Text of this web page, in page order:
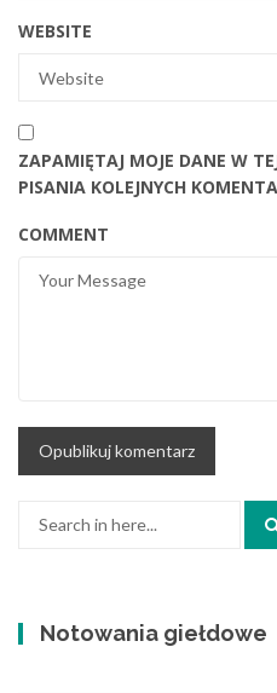
WEBSITE
ZAPAMIĘTAJ MOJE DANE W
PISANIA KOLEJNYCH
COMMENT
Notowania giełdowe